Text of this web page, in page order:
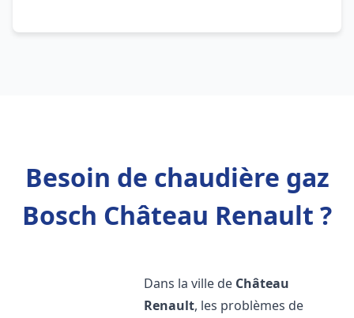
Besoin de chaudière gaz
Bosch Château Renault ?
Dans la ville de Château
Renault, les problèmes de